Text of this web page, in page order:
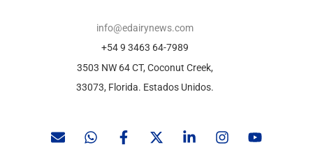
info@edairynews.com
+54 9 3463 64-7989
3503 NW 64 CT, Coconut Creek,
33073, Florida. Estados Unidos.